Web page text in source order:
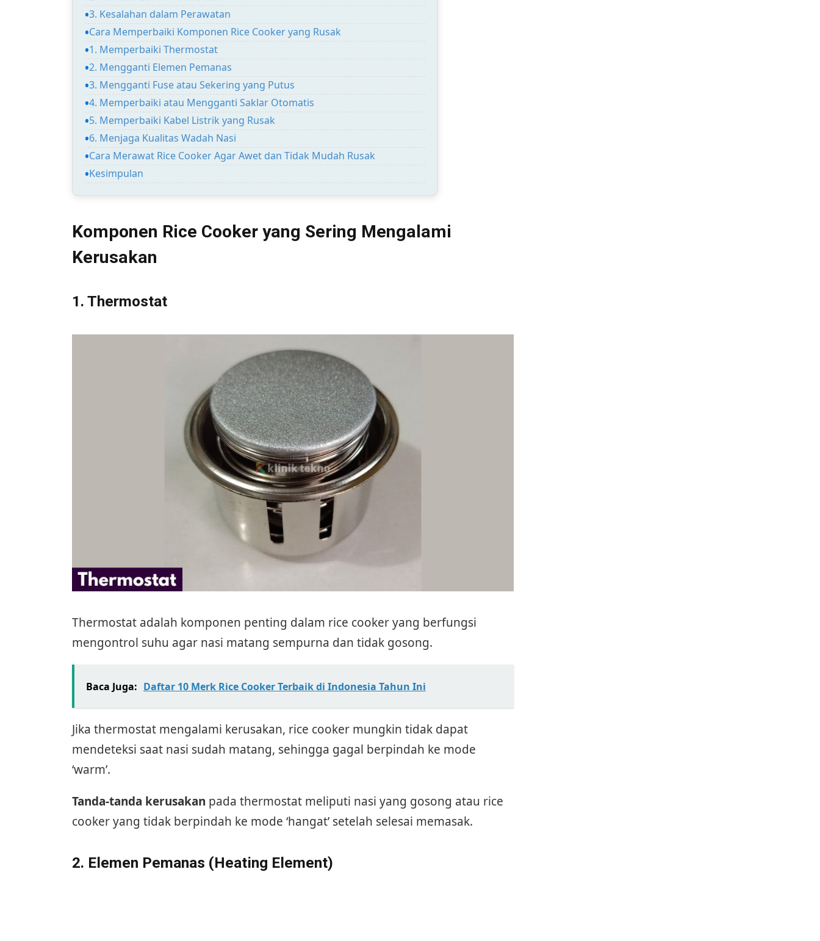
3. Kesalahan dalam Perawatan
Cara Memperbaiki Komponen Rice Cooker yang Rusak
1. Memperbaiki Thermostat
2. Mengganti Elemen Pemanas
3. Mengganti Fuse atau Sekering yang Putus
4. Memperbaiki atau Mengganti Saklar Otomatis
5. Memperbaiki Kabel Listrik yang Rusak
6. Menjaga Kualitas Wadah Nasi
Cara Merawat Rice Cooker Agar Awet dan Tidak Mudah Rusak
Kesimpulan
Komponen Rice Cooker yang Sering Mengalami
Kerusakan
1. Thermostat
Thermostat adalah komponen penting dalam rice cooker yang berfungsi
mengontrol suhu agar nasi matang sempurna dan tidak gosong.
Baca Juga: Daftar 10 Merk Rice Cooker Terbaik di Indonesia Tahun Ini
Jika thermostat mengalami kerusakan, rice cooker mungkin tidak dapat
mendeteksi saat nasi sudah matang, sehingga gagal berpindah ke mode
‘warm’.
Tanda-tanda kerusakan pada thermostat meliputi nasi yang gosong atau rice
cooker yang tidak berpindah ke mode ‘hangat’ setelah selesai memasak.
2. Elemen Pemanas (Heating Element)